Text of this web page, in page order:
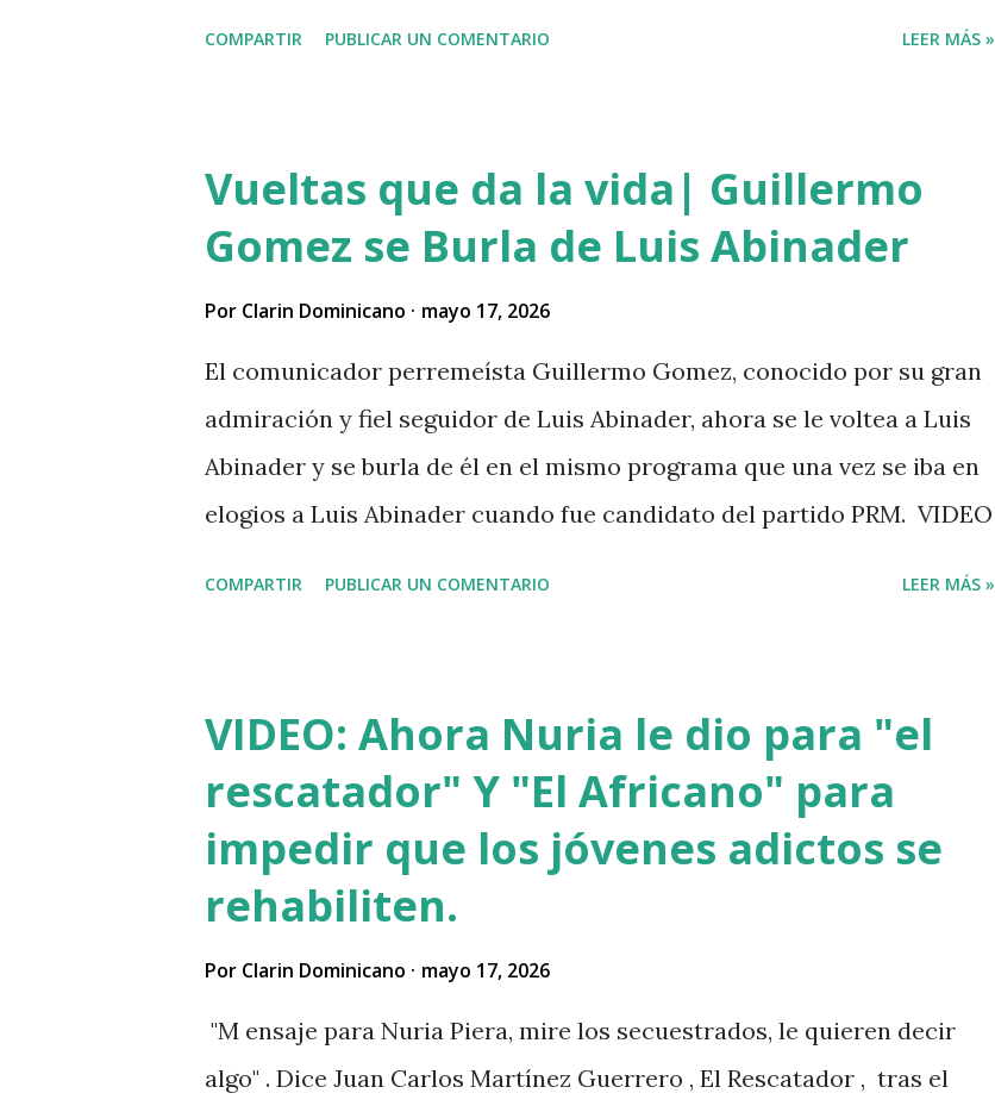
a su vez se mantuvo esperando el momento oportuno para cometer el
hecho y asaltarlo, según versiones el haitiano era adicto a las drogas y
por eso le pidió el dinero prestado. Las versiones de los comunitarios
COMPARTIR PUBLICAR UN COMENTARIO LEER MÁS »
Vueltas que da la vida| Guillermo
Gomez se Burla de Luis Abinader
Por Clarin Dominicano mayo 17, 2026
El comunicador perremeísta Guillermo Gomez, conocido por su gran
admiración y fiel seguidor de Luis Abinader, ahora se le voltea a Luis
Abinader y se burla de él en el mismo programa que una vez se iba en
elogios a Luis Abinader cuando fue candidato del partido PRM. VIDEO
COMPARTIR PUBLICAR UN COMENTARIO LEER MÁS »
VIDEO: Ahora Nuria le dio para "el
rescatador" Y "El Africano" para
impedir que los jóvenes adictos se
rehabiliten.
Por Clarin Dominicano mayo 17, 2026
"M ensaje para Nuria Piera, mire los secuestrados, le quieren decir
algo" . Dice Juan Carlos Martínez Guerrero , El Rescatador , tras el